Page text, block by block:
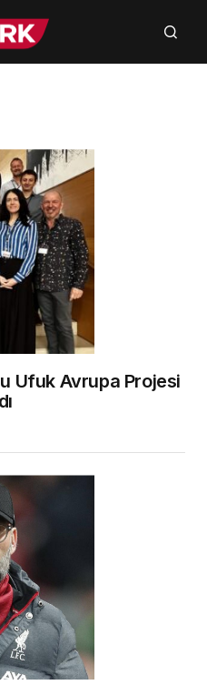
Ufuk Avrupa Projesi